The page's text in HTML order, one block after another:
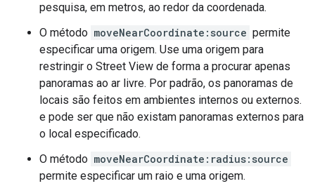
pesquisa, em metros, ao redor da coordenada.
O método moveNearCoordinate:source permite
especificar uma origem. Use uma origem para
restringir o Street View de forma a procurar apenas
panoramas ao ar livre. Por padrão, os panoramas de
locais são feitos em ambientes internos ou externos.
e pode ser que não existam panoramas externos para
o local especificado.
O método moveNearCoordinate:radius:source
permite especificar um raio e uma origem.